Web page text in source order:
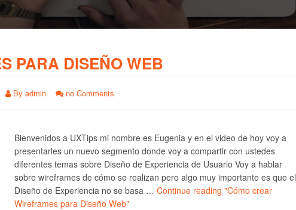
PARA DISEÑO WEB
By admin no Comments
Bienvenidos a UXTips mi nombre es Eugenia y en el video de hoy voy a
presentarles un nuevo segmento donde voy a compartir con ustedes
diferentes temas sobre Diseño de Experiencia de Usuario Voy a hablar
sobre wireframes de cómo se realizan pero algo muy importante es que el
Diseño de Experiencia no se basa … Continue reading "Cómo crear
Wireframes para Diseño Web"